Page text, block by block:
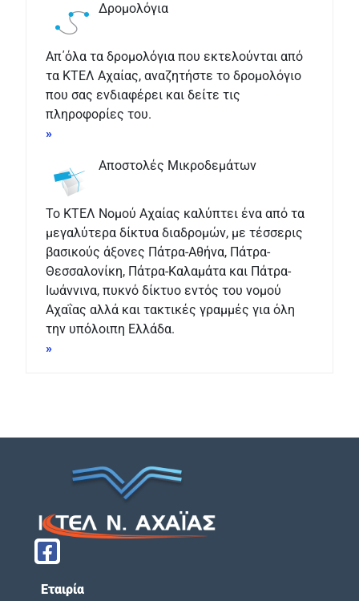
Δρομολόγια
Απ΄όλα τα δρομολόγια που εκτελούνται από
τα ΚΤΕΛ Αχαίας, αναζητήστε το δρομολόγιο
που σας ενδιαφέρει και δείτε τις
πληροφορίες του.
»
Αποστολές Μικροδεμάτων
Το ΚΤΕΛ Νομού Αχαίας καλύπτει ένα από τα
μεγαλύτερα δίκτυα διαδρομών, με τέσσερις
βασικούς άξονες Πάτρα-Αθήνα, Πάτρα-
Θεσσαλονίκη, Πάτρα-Καλαμάτα και Πάτρα-
Ιωάννινα, πυκνό δίκτυο εντός του νομού
Αχαΐας αλλά και τακτικές γραμμές για όλη
την υπόλοιπη Ελλάδα.
»
Εταιρία